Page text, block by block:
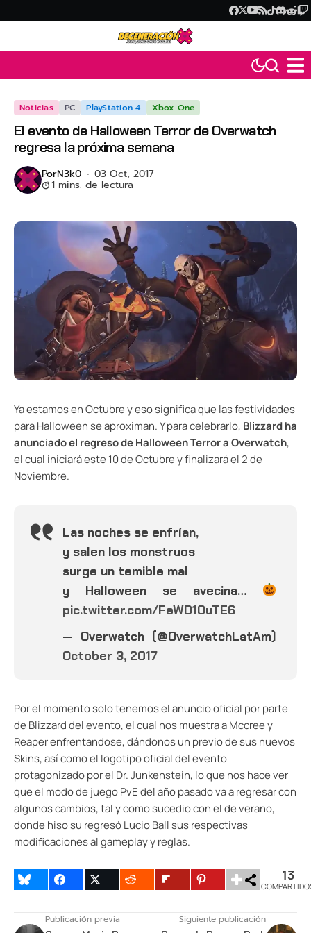
Noticias PC PlayStation 4 Xbox One
El evento de Halloween Terror de Overwatch
regresa la próxima semana
PorN3k0 03 Oct, 2017
1 mins. de lectura
Ya estamos en Octubre y eso significa que las festividades
para Halloween se aproximan. Y para celebrarlo, Blizzard ha
anunciado el regreso de Halloween Terror a Overwatch,
el cual iniciará este 10 de Octubre y finalizará el 2 de
Noviembre.
Las noches se enfrían,
y salen los monstruos
surge un temible mal
y Halloween se avecina…
pic.twitter.com/FeWD10uTE6
— Overwatch (@OverwatchLatAm)
October 3, 2017
Por el momento solo tenemos el anuncio oficial por parte
de Blizzard del evento, el cual nos muestra a Mccree y
Reaper enfrentandose, dándonos un previo de sus nuevos
Skins, así como el logotipo oficial del evento
protagonizado por el Dr. Junkenstein, lo que nos hace ver
que el modo de juego PvE del año pasado va a regresar con
algunos cambios, tal y como sucedio con el de verano,
donde hiso su regresó Lucio Ball sus respectivas
modificaciones al gameplay y reglas.
13
Publicación previa Siguiente publicación